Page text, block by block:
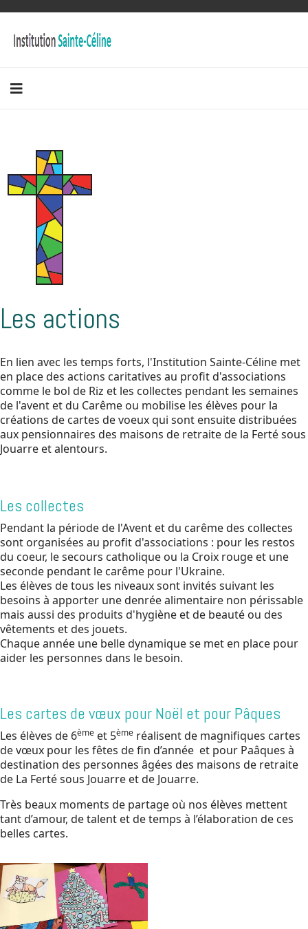
Les actions
En lien avec les temps forts, l'Institution Sainte-Céline met
en place des actions caritatives au profit d'associations
comme le bol de Riz et les collectes pendant les semaines
de l'avent et du Carême ou mobilise les élèves pour la
créations de cartes de voeux qui sont ensuite distribuées
aux pensionnaires des maisons de retraite de la Ferté sous
Jouarre et alentours.
Les collectes
Pendant la période de l'Avent et du carême des collectes
sont organisées au profit d'associations : pour les restos
du coeur, le secours catholique ou la Croix rouge et une
seconde pendant le carême pour l'Ukraine.
Les élèves de tous les niveaux sont invités suivant les
besoins à apporter une denrée alimentaire non périssable
mais aussi des produits d'hygiène et de beauté ou des
vêtements et des jouets.
Chaque année une belle dynamique se met en place pour
aider les personnes dans le besoin.
Les cartes de vœux pour Noël et pour Pâques
Les élèves de 6ème et 5ème réalisent de magnifiques cartes
de vœux pour les fêtes de fin d’année et pour Paâques à
destination des personnes âgées des maisons de retraite
de La Ferté sous Jouarre et de Jouarre.
Très beaux moments de partage où nos élèves mettent
tant d’amour, de talent et de temps à l’élaboration de ces
belles cartes.